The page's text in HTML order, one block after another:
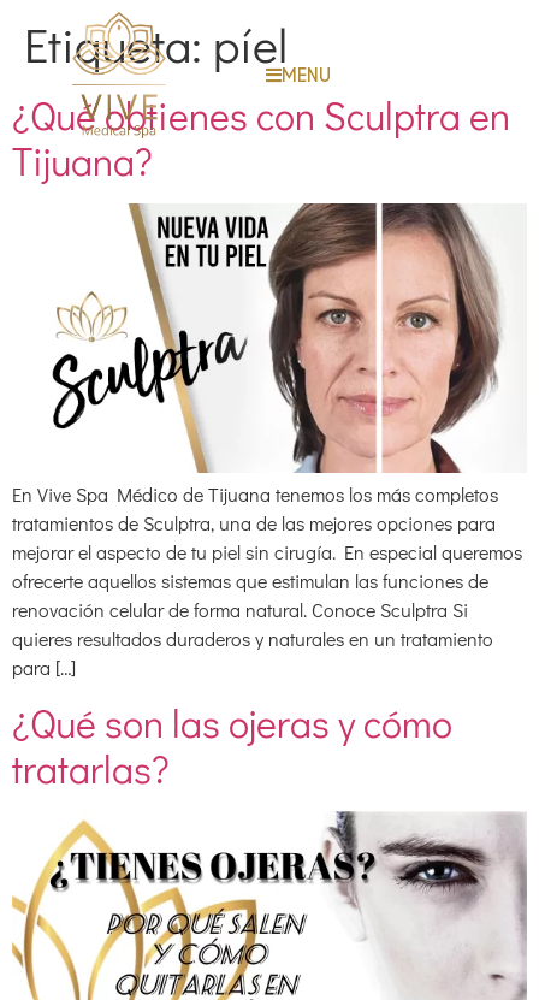
MENU
Etiqueta: píel
¿Qué obtienes con Sculptra en
Tijuana?
En Vive Spa Médico de Tijuana tenemos los más completos
tratamientos de Sculptra, una de las mejores opciones para
mejorar el aspecto de tu piel sin cirugía. En especial queremos
ofrecerte aquellos sistemas que estimulan las funciones de
renovación celular de forma natural. Conoce Sculptra Si
quieres resultados duraderos y naturales en un tratamiento
para […]
¿Qué son las ojeras y cómo
tratarlas?